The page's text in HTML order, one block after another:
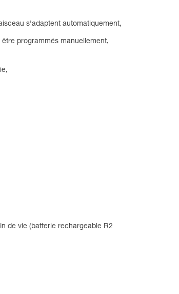
s’adaptent automatiquement,
programmés manuellement,
de vie (batterie rechargeable R2